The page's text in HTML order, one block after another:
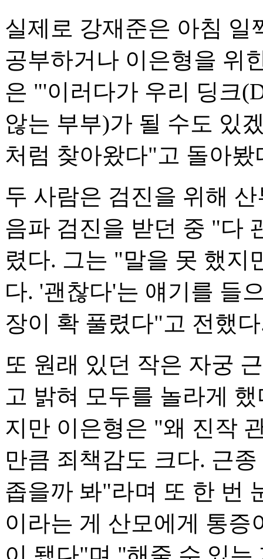
실제로 강재준은 아침 일
공부하거나 이은형을 위
은 "'이러다가 우리 딩크
않는 부부)가 될 수도 있
처럼 찾아왔다"고 돌아봤
두 사람은 검진을 위해
음파 검진을 받던 중 "다
렸다. 그는 "말을 못 했지
다. '괜찮다'는 얘기를 들
장이 확 풀렸다"고 전했
또 원래 있던 작은 자궁
고 밝혀 모두를 놀라게
지만 이은형은 "왜 진작
만큼 죄책감도 크다. 근
좁을까 봐"라며 또 한 번
이라는 게 산모에게 통증